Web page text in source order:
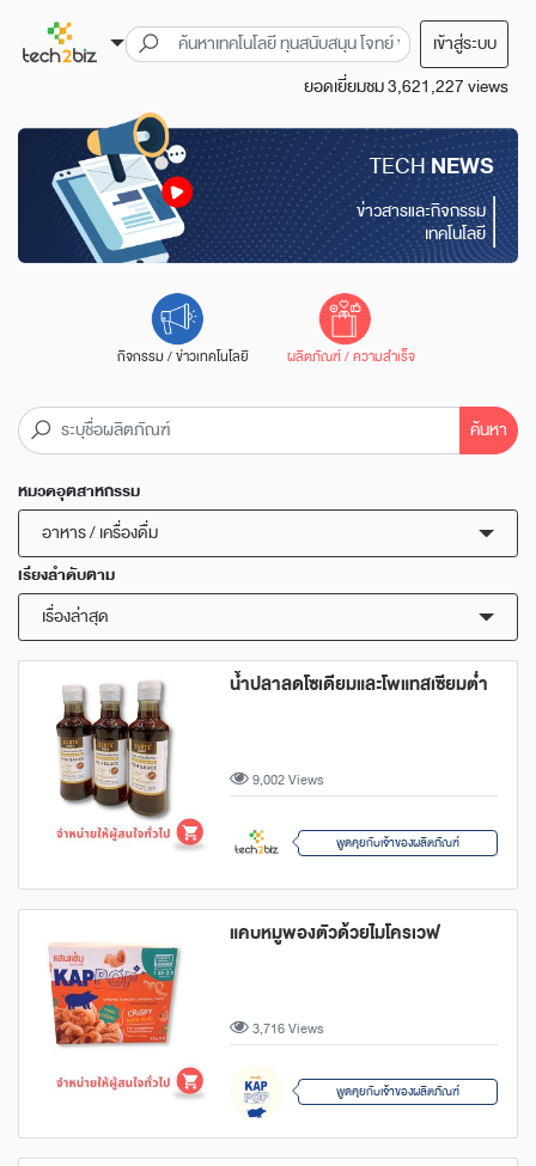
เข้าสู่ระบบ
ยอดเยี่ยมชม 3,621,227 views
TECHNEWS
ข่าวสารและกิจกรรม
เทคโนโลยี
กิจกรรม / ข่าวเทคโนโลยี ผลิตภัณฑ์ / ความสำเร็จ
ค้นหา
หมวดอุตสาหกรรม
อาหาร / เครื่องดื่ม
เรียงลำดับตาม
เรื่องล่าสุด
น้ำปลาลดโซเดียมและโพแทสเซียมต่ำ
9,002 Views
พูดคุยกับเจ้าของผลิตภัณฑ์
แคบหมูพองตัวด้วยไมโครเวฟ
3,716 Views
พูดคุยกับเจ้าของผลิตภัณฑ์